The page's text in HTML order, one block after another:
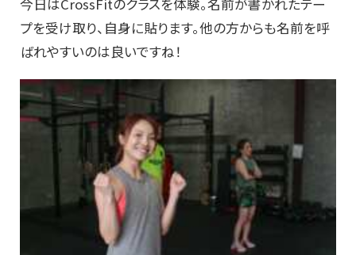
今日はCrossFitのクラスを体験。名前が書かれたテー
プを受け取り、自身に貼ります。他の方からも名前を呼
ばれやすいのは良いですね！